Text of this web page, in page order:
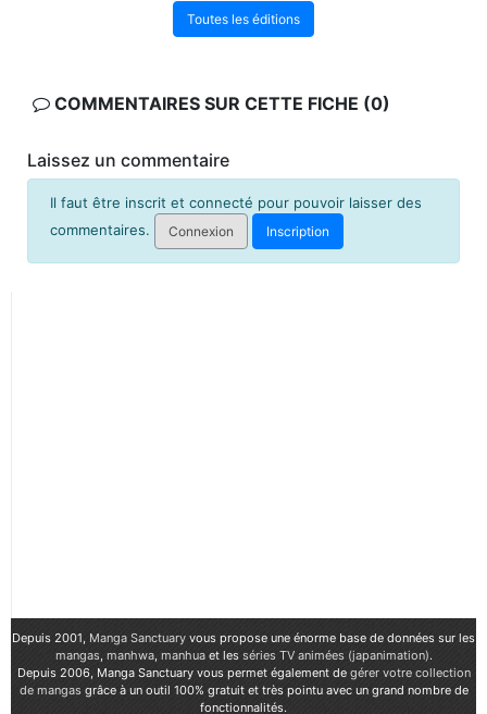
Toutes les éditions
COMMENTAIRES SUR CETTE FICHE (0)
Laissez un commentaire
Il faut être inscrit et connecté pour pouvoir laisser des
commentaires.
Connexion Inscription
Depuis 2001, Manga Sanctuary vous propose une énorme base de données sur les
mangas, manhwa, manhuaet les séries TV animées (japanimation).
Depuis 2006, Manga Sanctuary vous permet également de gérer votre collection
de mangasgrâce à un outil 100% gratuit et très pointu avec un grand nombre de
fonctionnalités.